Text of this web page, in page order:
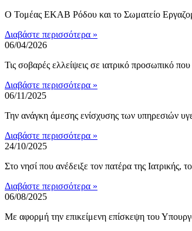
Ο Τομέας ΕΚΑΒ Ρόδου και το Σωματείο
Διαβάστε περισσότερα »
06/04/2026
Τις σοβαρές ελλείψεις σε ιατρικό προσωπικό
Διαβάστε περισσότερα »
06/11/2025
Την ανάγκη άμεσης ενίσχυσης των υπηρεσιών
Διαβάστε περισσότερα »
24/10/2025
Στο νησί που ανέδειξε τον πατέρα της
Διαβάστε περισσότερα »
06/08/2025
Με αφορμή την επικείμενη επίσκεψη του